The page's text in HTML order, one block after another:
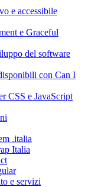
e accessibile
e Graceful
del software
con Can I
CSS e JavaScript
.italia
Italia
e servizi